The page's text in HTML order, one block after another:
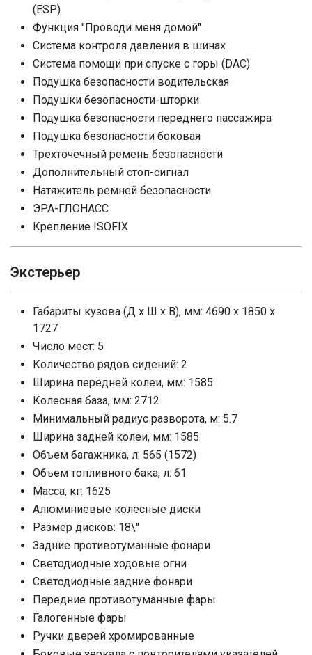
(ESP)
Функция "Проводи меня домой"
Система контроля давления в шинах
Система помощи при спуске с горы (DAC)
Подушка безопасности водительская
Подушки безопасности-шторки
Подушка безопасности переднего пассажира
Подушка безопасности боковая
Трехточечный ремень безопасности
Дополнительный стоп-сигнал
Натяжитель ремней безопасности
ЭРА-ГЛОНАСС
Крепление ISOFIX
Экстерьер
Габариты кузова (Д x Ш x В), мм: 4690 x 1850 x
1727
Число мест: 5
Количество рядов сидений: 2
Ширина передней колеи, мм: 1585
Колесная база, мм: 2712
Минимальный радиус разворота, м: 5.7
Ширина задней колеи, мм: 1585
Объем багажника, л: 565 (1572)
Объем топливного бака, л: 61
Масса, кг: 1625
Алюминиевые колесные диски
Размер дисков: 18\"
Задние противотуманные фонари
Светодиодные ходовые огни
Cветодиодные задние фонари
Передние противотуманные фары
Галогенные фары
Ручки дверей хромированные